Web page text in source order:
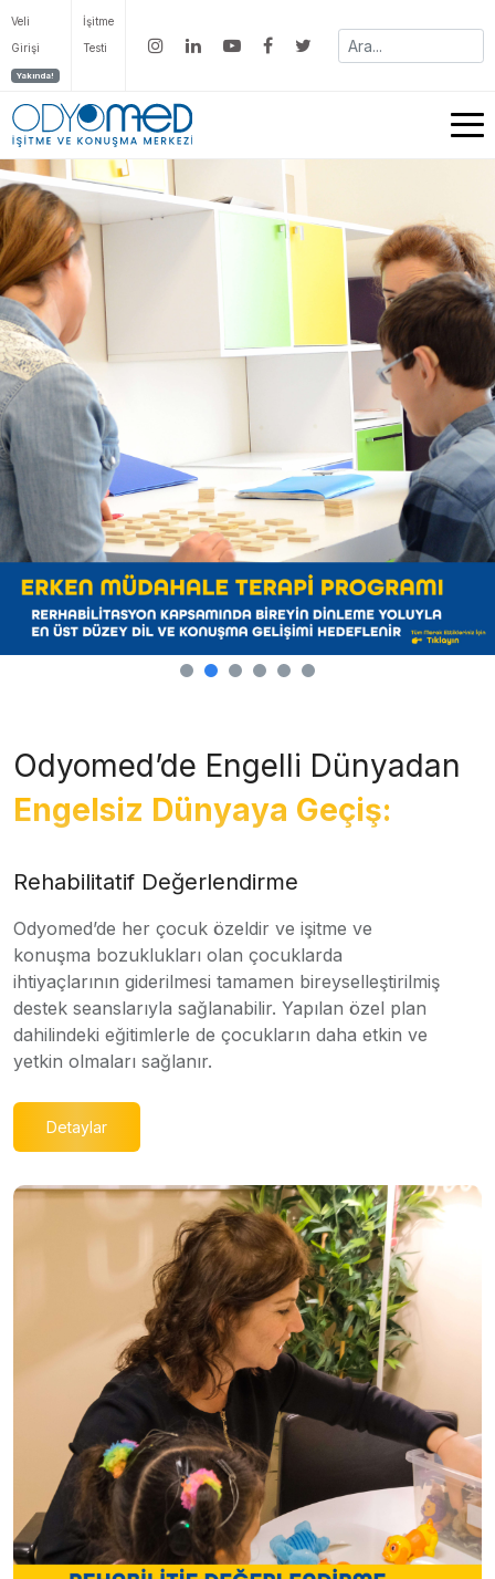
Veli
Girişi
Yakında!
İşitme
Testi
Odyomed’de Engelli Dünyadan
Engelsiz Dünyaya Geçiş:
Rehabilitatif Değerlendirme
Odyomed’de her çocuk özeldir ve işitme ve
konuşma bozuklukları olan çocuklarda
ihtiyaçlarının giderilmesi tamamen bireyselleştirilmiş
destek seanslarıyla sağlanabilir. Yapılan özel plan
dahilindeki eğitimlerle de çocukların daha etkin ve
yetkin olmaları sağlanır.
Detaylar